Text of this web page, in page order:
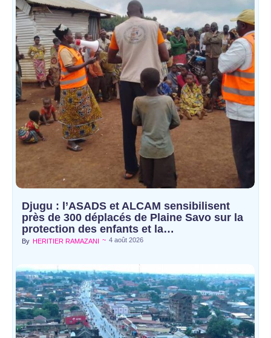
Djugu : l’ASADS et ALCAM sensibilisent
près de 300 déplacés de Plaine Savo sur la
protection des enfants et la…
By HERITIER RAMAZANI ~ 4 août 2026